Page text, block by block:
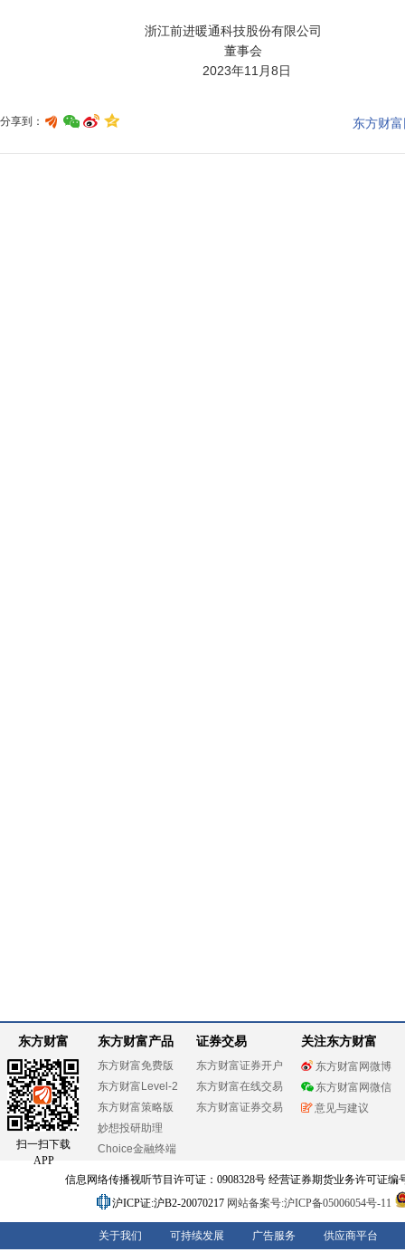
分享到： 东方财
东方财富
扫一扫下载
APP
东方财富产品
东方财富免费版
东方财富Level-2
东方财富策略版
妙想投研助理
Choice金融终端
证券交易
东方财富证券开户
东方财富在线交易
东方财富证券交易
关注东方财富
东方财富网微博
东方财富网微信
意见与建议
信息网络传播视听节目许可证：0908328号 经营证券期货业务许可证编
沪ICP证:沪B2-20070217 网站备案号:沪ICP备05006054号-11
关于我们 可持续发展 广告服务 供应商平台